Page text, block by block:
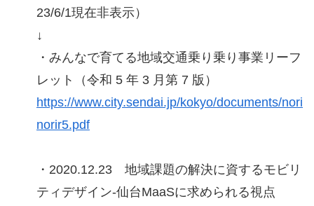
23/6/1現在非表示）
↓
・みんなで育てる地域交通乗り乗り事業リーフ
レット（令和 5 年 3 月第 7 版）
https://www.city.sendai.jp/kokyo/documents/nori
norir5.pdf
・2020.12.23 地域課題の解決に資するモビリ
ティデザイン-仙台MaaSに求められる視点